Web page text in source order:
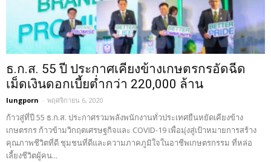
ธ.ก.ส. 55 ปี ประกาศเคียงข้างเกษตรกรอัดฉีด
เม็ดเงินดอกเบี้ยต่ำกว่า 220,000 ล้าน
lungporn - พฤศจิกายน 6, 2020
ก้าวสู่ที่ปี 55 ธ.ก.ส. ประกาศรวมพลังพนักงานทั่วประเทศยืนหยัดเคียงข้าง
เกษตรกร ก้าวข้ามวิกฤตเศรษฐกิจและ COVID-19 เพื่อมุ่งสู่เป้าหมายการสร้าง
คุณภาพชีวิตที่ดี ชุมชนที่ดีและความภาคภูมิใจในอาชีพเกษตรกรรม ที่หล่อ
เลี้ยงชีวิตผู้คน...